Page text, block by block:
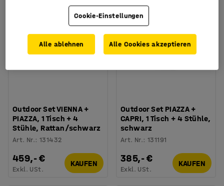
Outdoor Set VIENNA +
PIAZZA, 1 Tisch + 4
Stühle, Rattan/schwarz
Art. Nr.:131432
459,- €
Exkl. USt.
KAUFEN
Outdoor Set PIAZZA +
CAPRI, 1 Tisch + 4 Stühle,
schwarz
Art. Nr.:131191
385,- €
Exkl. USt.
KAUFEN
Cookie-Einstellungen
Alle ablehnen Alle Cookies akzeptieren